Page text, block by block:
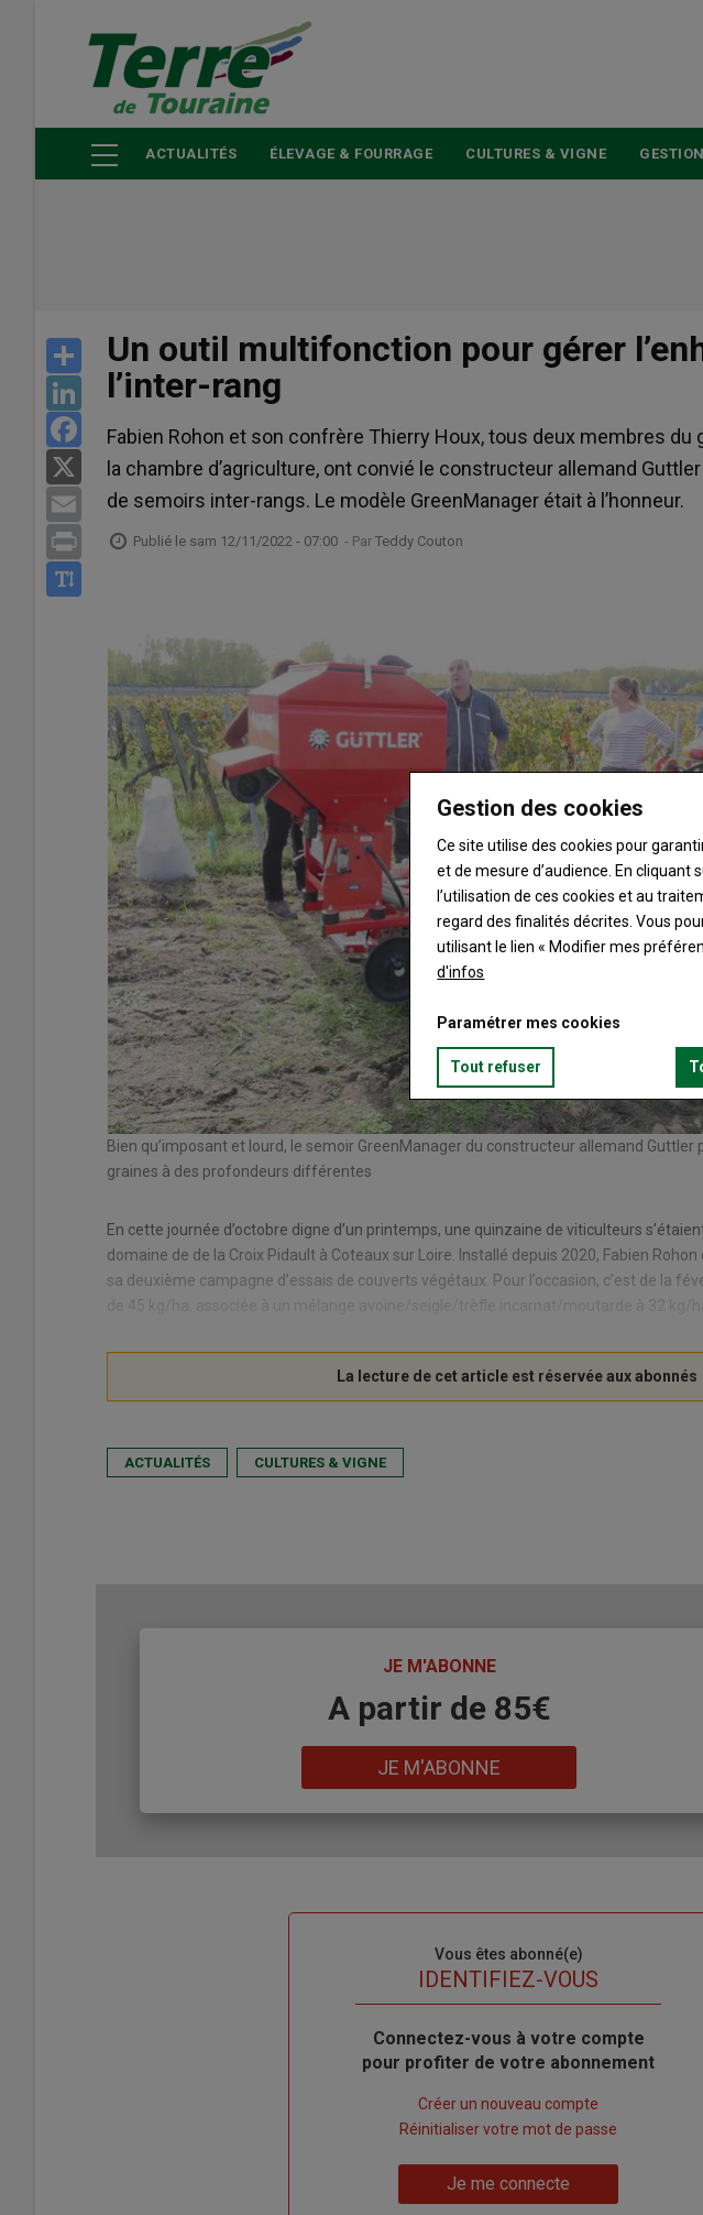
principal
ACTUALITÉS ÉLEVAGE & FOURRAGE CULTURES & VIGNE
Share
LinkedIn
Facebook
Email
Print
Un outil multifonction pour gérer
l’inter-rang
Fabien Rohon et son confrère Thierry Houx, tous deux membres du
la chambre d’agriculture, ont convié le constructeur allemand
de semoirs inter-rangs. Le modèle GreenManager était à l’honneur.
Publié le sam 12/11/2022 - 07:00 - Par Teddy Couton
Bien qu’imposant et lourd, le semoir GreenManager du constructeur allemand
graines à des profondeurs différentes
En cette journée d’octobre digne d’un printemps, une quinzaine de viticulteurs
domaine de de la Croix Pidault à Coteaux sur Loire. Installé depuis 2020, Fabien
sa deuxième campagne d’essais de couverts végétaux. Pour l’occasion, c’est de la
de 45 kg/ha, associée à un mélange avoine/seigle/trèfle incarnat/moutarde à 32 kg/ha.
ACTUALITÉS CULTURES & VIGNE
JE M'ABONNE
A partir de 85€
JE M'ABONNE
Vous êtes abonné(e)
IDENTIFIEZ-VOUS
Body
Connectez-vous à votre compte
pour profiter de votre abonnement
compte"
Créer un nouveau compte
Réinitialiser votre mot de passe
Je me connecte
Gestion des cookies
Ce site utilise des cookies pour
et de mesure d’audience. En cliquant
l’utilisation de ces cookies et au
regard des finalités décrites. Vous
utilisant le lien « Modifier mes
d'infos
Paramétrer mes cookies
Tout refuser